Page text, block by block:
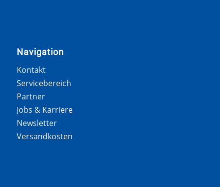
Navigation
Kontakt
Servicebereich
Partner
Jobs & Karriere
Newsletter
Versandkosten